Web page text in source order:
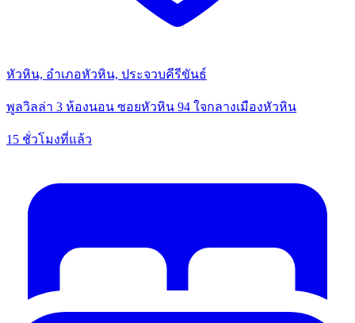
หัวหิน, อำเภอหัวหิน, ประจวบคีรีขันธ์
พูลวิลล่า 3 ห้องนอน ซอยหัวหิน 94 ใจกลางเมืองหัวหิน
15 ชั่วโมงที่แล้ว